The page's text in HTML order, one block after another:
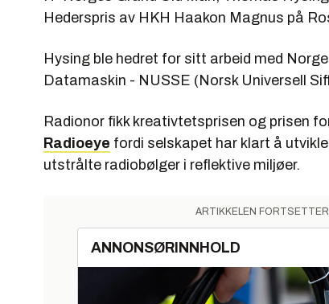
Hederspris av HKH Haakon Magnus på
Hysing ble hedret for sitt arbeid med
Datamaskin - NUSSE (Norsk Universell
Radionor fikk kreativtetsprisen og prisen
Radioeye fordi selskapet har klart å
utstrålte radiobølger i reflektive miljøer.
ARTIKKELEN
ANNONSØRINNHOLD